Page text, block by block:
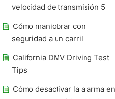
velocidad de transmisión 5
Cómo maniobrar con
seguridad a un carril
California DMV Driving Test
Tips
Cómo desactivar la alarma en